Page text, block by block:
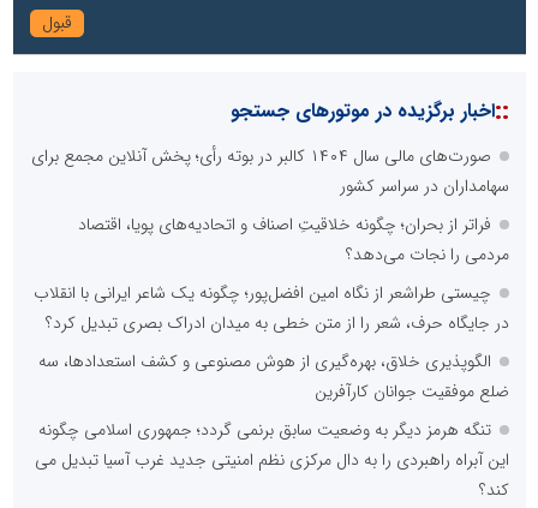
::اخبار برگزیده در موتورهای جستجو
صورت‌های مالی سال ۱۴۰۴ کالبر در بوته رأی؛ پخش آنلاین مجمع برای
سهامداران در سراسر کشور
فراتر از بحران؛ چگونه خلاقیتِ اصناف و اتحادیه‌های پویا، اقتصاد
مردمی را نجات می‌دهد؟
چیستی طراشعر از نگاه امین افضل‌پور؛ چگونه یک شاعر ایرانی با انقلاب
در جایگاه حرف، شعر را از متن خطی به میدان ادراک بصری تبدیل کرد؟
الگوپذیری خلاق، بهره‌گیری از هوش مصنوعی و کشف استعدادها، سه
ضلع موفقیت جوانان کارآفرین
تنگه هرمز دیگر به وضعیت سابق برنمی گردد؛ جمهوری اسلامی چگونه
این آبراه راهبردی را به دال مرکزی نظم امنیتی جدید غرب آسیا تبدیل می
کند؟